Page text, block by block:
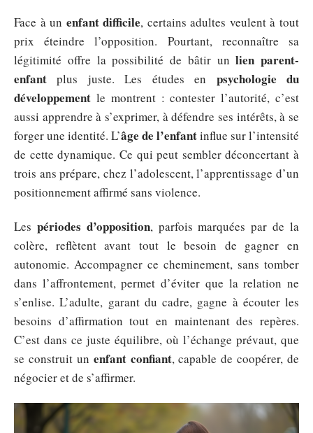
Face à un enfant difficile, certains adultes veulent à tout
prix éteindre l’opposition. Pourtant, reconnaître sa
légitimité offre la possibilité de bâtir unlien parent-
enfant plus juste. Les études en psychologie du
développement le montrent : contester l’autorité, c’est
aussi apprendre à s’exprimer, à défendre ses intérêts, à se
forger une identité. L’âge de l’enfantinflue sur l’intensité
de cette dynamique. Ce qui peut sembler déconcertant à
trois ans prépare, chez l’adolescent, l’apprentissage d’un
positionnement affirmé sans violence.
Les périodes d’opposition, parfois marquées par de la
colère, reflètent avant tout le besoin de gagner en
autonomie. Accompagner ce cheminement, sans tomber
dans l’affrontement, permet d’éviter que la relation ne
s’enlise. L’adulte, garant du cadre, gagne à écouter les
besoins d’affirmation tout en maintenant des repères.
C’est dans ce juste équilibre, où l’échange prévaut, que
se construit un enfant confiant, capable de coopérer, de
négocier et de s’affirmer.